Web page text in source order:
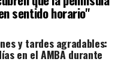
sentido horario"
y tardes agradables:
en el AMBA durante